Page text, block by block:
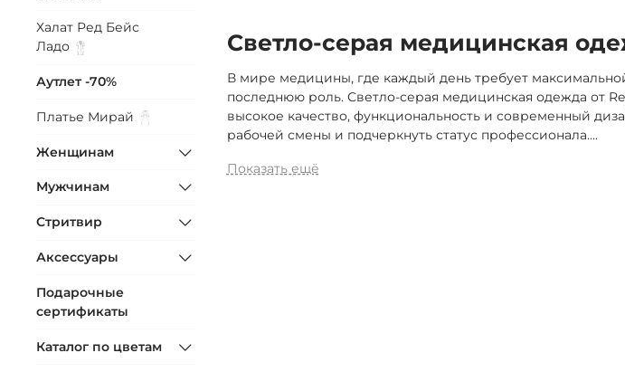
Светло-серая медицинская
В мире медицины, где каждый день требует
последнюю роль. Светло-серая медицинская одежда от
высокое качество, функциональность и современный
рабочей смены и подчеркнуть статус профессионала....
Показать ещё
Халат Ред Бейс
Ладо
Аутлет -70%
Платье Мирай
Женщинам
Мужчинам
Стритвир
Аксессуары
Подарочные
сертификаты
Каталог по цветам